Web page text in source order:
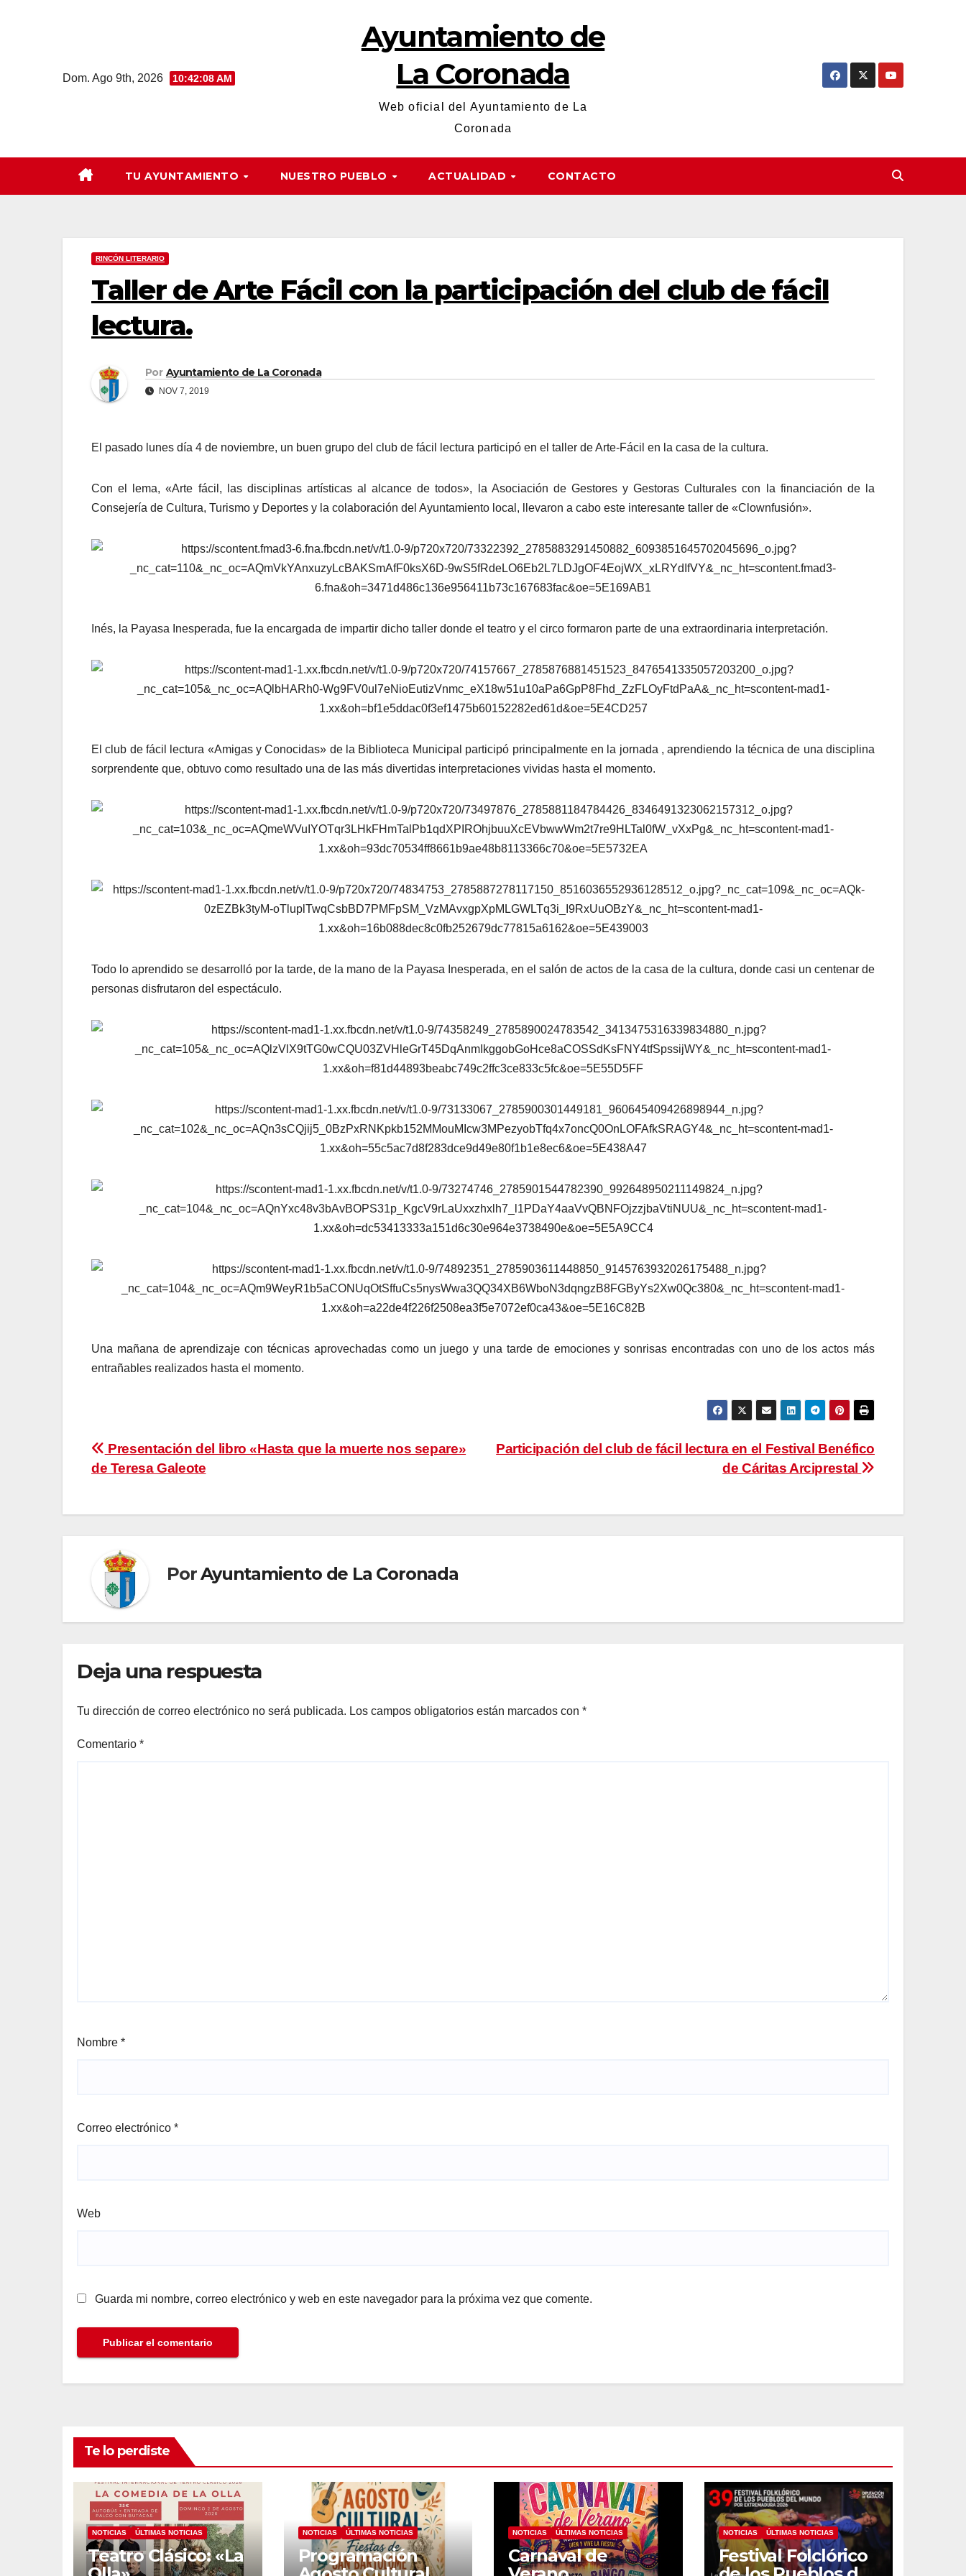
Dom. Ago 9th, 2026 10:42:09 AM
Ayuntamiento de
La Coronada
Web oficial del Ayuntamiento de La
Coronada
TU AYUNTAMIENTO NUESTRO PUEBLO ACTUALIDAD CONTACTO
RINCÓN LITERARIO
Taller de Arte Fácil con la participación del club de fácil
lectura.
Por Ayuntamiento de La Coronada
NOV 7, 2019
El pasado lunes día 4 de noviembre, un buen grupo del club de fácil lectura participó en el taller de Arte-Fácil en la casa de la cultura.
Con el lema, «Arte fácil, las disciplinas artísticas al alcance de todos», la Asociación de Gestores y Gestoras Culturales con la financiación de la
Consejería de Cultura, Turismo y Deportes y la colaboración del Ayuntamiento local, llevaron a cabo este interesante taller de «Clownfusión».
Inés, la Payasa Inesperada, fue la encargada de impartir dicho taller donde el teatro y el circo formaron parte de una extraordinaria interpretación.
El club de fácil lectura «Amigas y Conocidas» de la Biblioteca Municipal participó principalmente en la jornada , aprendiendo la técnica de una disciplina
sorprendente que, obtuvo como resultado una de las más divertidas interpretaciones vividas hasta el momento.
Todo lo aprendido se desarrolló por la tarde, de la mano de la Payasa Inesperada, en el salón de actos de la casa de la cultura, donde casi un centenar de
personas disfrutaron del espectáculo.
Una mañana de aprendizaje con técnicas aprovechadas como un juego y una tarde de emociones y sonrisas encontradas con uno de los actos más
entrañables realizados hasta el momento.
Navegación
de
entradas
Participación del club de fácil lectura en el Festival Benéfico
de Cáritas Arciprestal
Presentación del libro «Hasta que la muerte nos separe»
de Teresa Galeote
PorAyuntamiento de La Coronada
Deja una respuesta
Tu dirección de correo electrónico no será publicada. Los campos obligatorios están marcados con *
Comentario *
Nombre *
Correo electrónico *
Web
Guarda mi nombre, correo electrónico y web en este navegador para la próxima vez que comente.
Te lo perdiste
NOTICIAS ÚLTIMAS NOTICIAS
Teatro Clásico: «La
NOTICIAS ÚLTIMAS NOTICIAS
Programación
NOTICIAS ÚLTIMAS NOTICIAS
Carnaval de
NOTICIAS ÚLTIMAS NOTICIAS
Festival Folclórico